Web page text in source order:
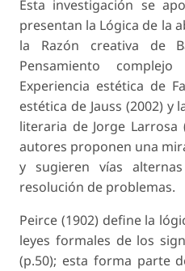
Esta investigación se
presentan la Lógica de la
la Razón creativa de
Pensamiento
Experiencia estética de
estética de Jauss (2002) y
literaria de Jorge Larrosa
autores proponen una
y sugieren vías
resolución de problemas.
Peirce (1902) define la
leyes formales de los
(p.50); esta forma parte